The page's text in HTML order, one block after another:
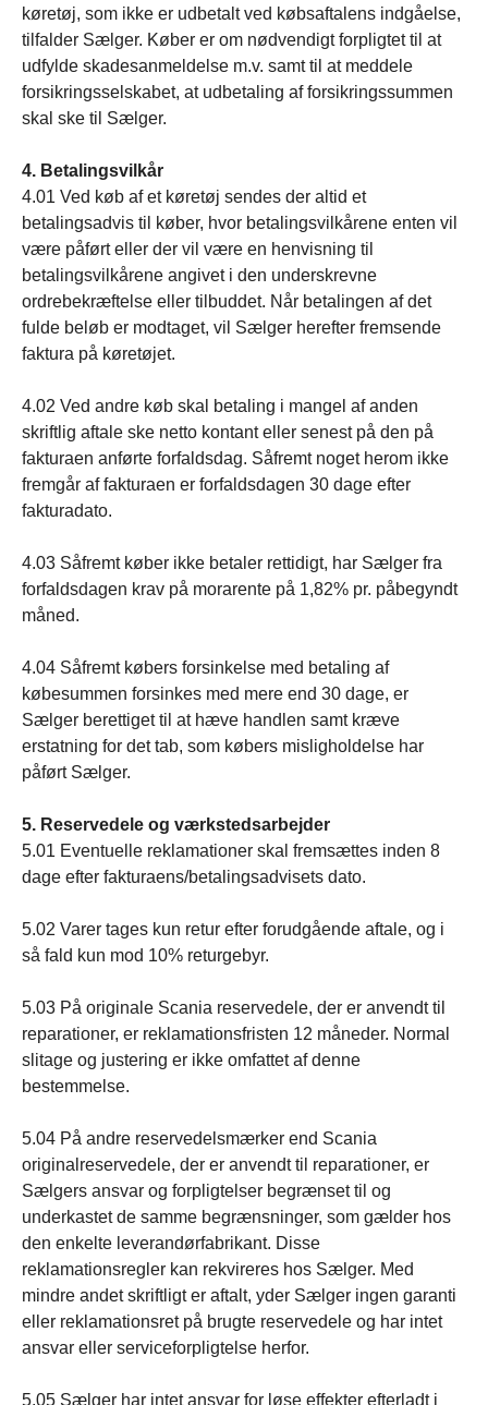
køretøj, som ikke er udbetalt ved købsaftalens indgåelse,
tilfalder Sælger. Køber er om nødvendigt forpligtet til at
udfylde skadesanmeldelse m.v. samt til at meddele
forsikringsselskabet, at udbetaling af forsikringssummen
skal ske til Sælger.
4. Betalingsvilkår
4.01 Ved køb af et køretøj sendes der altid et
betalingsadvis til køber, hvor betalingsvilkårene enten vil
være påført eller der vil være en henvisning til
betalingsvilkårene angivet i den underskrevne
ordrebekræftelse eller tilbuddet. Når betalingen af det
fulde beløb er modtaget, vil Sælger herefter fremsende
faktura på køretøjet.
4.02 Ved andre køb skal betaling i mangel af anden
skriftlig aftale ske netto kontant eller senest på den på
fakturaen anførte forfaldsdag. Såfremt noget herom ikke
fremgår af fakturaen er forfaldsdagen 30 dage efter
fakturadato.
4.03 Såfremt køber ikke betaler rettidigt, har Sælger fra
forfaldsdagen krav på morarente på 1,82% pr. påbegyndt
måned.
4.04 Såfremt købers forsinkelse med betaling af
købesummen forsinkes med mere end 30 dage, er
Sælger berettiget til at hæve handlen samt kræve
erstatning for det tab, som købers misligholdelse har
påført Sælger.
5. Reservedele og værkstedsarbejder
5.01 Eventuelle reklamationer skal fremsættes inden 8
dage efter fakturaens/betalingsadvisets dato.
5.02 Varer tages kun retur efter forudgående aftale, og i
så fald kun mod 10% returgebyr.
5.03 På originale Scania reservedele, der er anvendt til
reparationer, er reklamationsfristen 12 måneder. Normal
slitage og justering er ikke omfattet af denne
bestemmelse.
5.04 På andre reservedelsmærker end Scania
originalreservedele, der er anvendt til reparationer, er
Sælgers ansvar og forpligtelser begrænset til og
underkastet de samme begrænsninger, som gælder hos
den enkelte leverandørfabrikant. Disse
reklamationsregler kan rekvireres hos Sælger. Med
mindre andet skriftligt er aftalt, yder Sælger ingen garanti
eller reklamationsret på brugte reservedele og har intet
ansvar eller serviceforpligtelse herfor.
5.05 Sælger har intet ansvar for løse effekter efterladt i